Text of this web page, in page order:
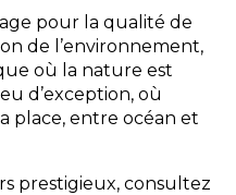
pour la qualité de
de l’environnement,
où la nature est
d’exception, où
place, entre océan et
prestigieux, consultez